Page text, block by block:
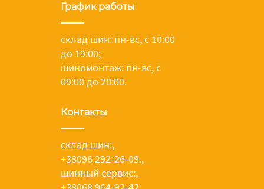
График работы
склад шин: пн-вс, с 10:00
до 19:00;
шиномонтаж: пн-вс, с
09:00 до 20:00.
Контакты
склад шин:,
+38096 292-26-09.,
шинный сервис:,